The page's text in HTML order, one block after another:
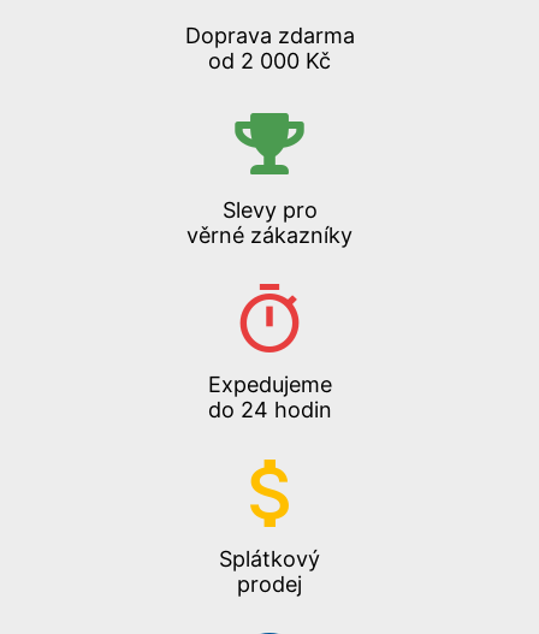
Doprava zdarma
od 2 000 Kč
Slevy pro
věrné zákazníky
Expedujeme
do 24 hodin
Splátkový
prodej